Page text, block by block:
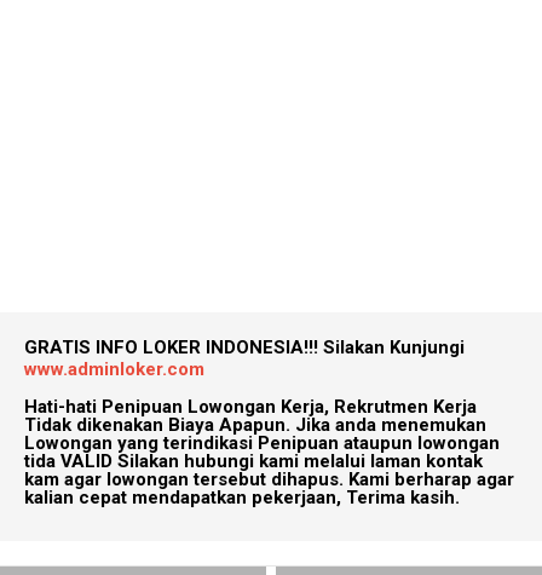
GRATIS INFO LOKER INDONESIA!!! Silakan Kunjungi
www.adminloker.com
Hati-hati Penipuan Lowongan Kerja, Rekrutmen Kerja
Tidak dikenakan Biaya Apapun. Jika anda menemukan
Lowongan yang terindikasi Penipuan ataupun lowongan
tida VALID Silakan hubungi kami melalui laman kontak
kam agar lowongan tersebut dihapus. Kami berharap agar
kalian cepat mendapatkan pekerjaan, Terima kasih.